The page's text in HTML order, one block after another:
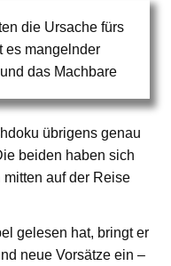
die Ursache fürs
es mangelnder
das Machbare
übrigens genau
beiden haben sich
auf der Reise
gelesen hat, bringt er
neue Vorsätze ein –